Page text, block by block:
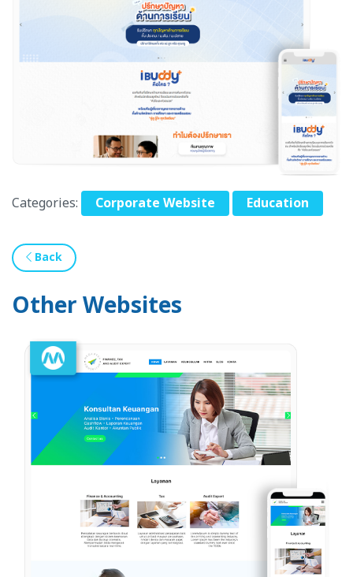
Categories: Corporate Website Education
Back
Other Websites